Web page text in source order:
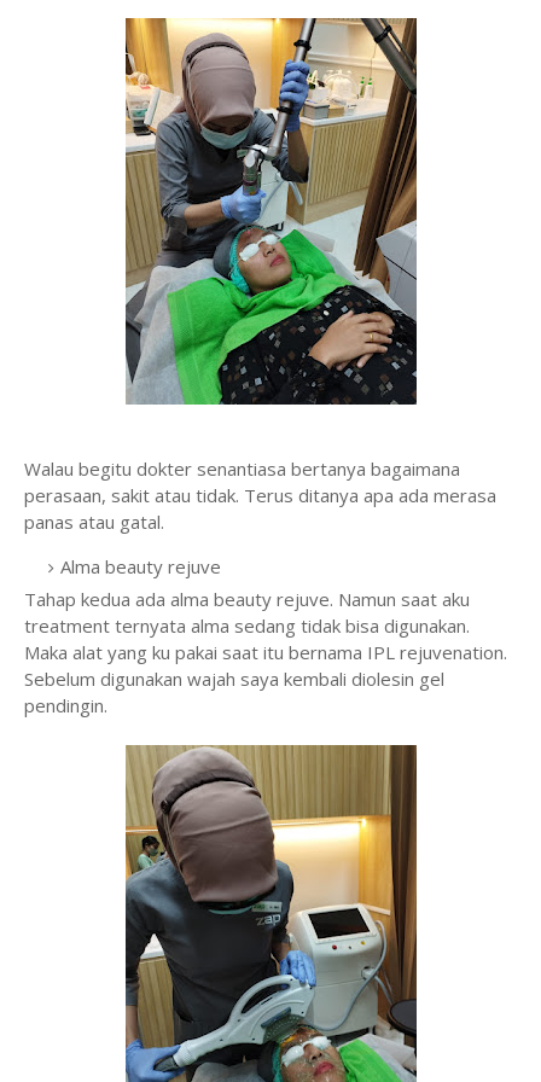
Walau begitu dokter senantiasa bertanya bagaimana
perasaan, sakit atau tidak. Terus ditanya apa ada merasa
panas atau gatal.
Alma beauty rejuve
Tahap kedua ada alma beauty rejuve. Namun saat aku
treatment ternyata alma sedang tidak bisa digunakan.
Maka alat yang ku pakai saat itu bernama IPL rejuvenation.
Sebelum digunakan wajah saya kembali diolesin gel
pendingin.